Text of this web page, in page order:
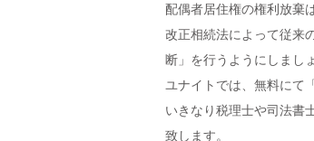
配偶者居住権の権利放棄
改正相続法によって従来
断」を行うようにしまし
ユナイトでは、無料にて
いきなり税理士や司法書
致します。